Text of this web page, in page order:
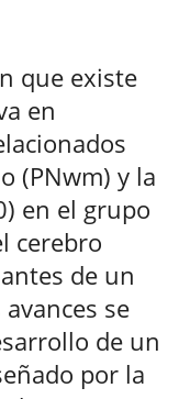
que existe
en
(PNwm) y la
en el grupo
cerebro
de un
se
de un
por la